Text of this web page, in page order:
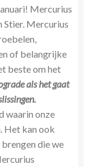
Mercurius
Stier. Mercurius
of belangrijke
beste om het
als het gaat
waarin onze
Het kan ook
die we